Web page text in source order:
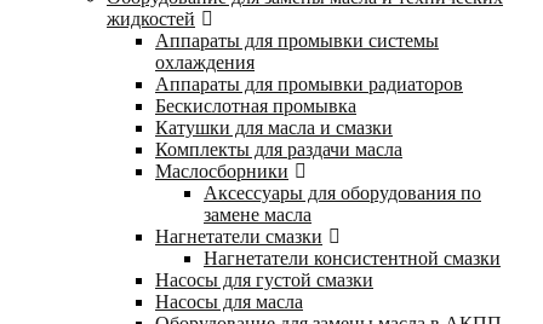
жидкостей
Аппараты для промывки системы
охлаждения
Аппараты для промывки радиаторов
Бескислотная промывка
Катушки для масла и смазки
Комплекты для раздачи масла
Маслосборники
Аксессуары для оборудования по
замене масла
Нагнетатели смазки
Нагнетатели консистентной смазки
Насосы для густой смазки
Насосы для масла